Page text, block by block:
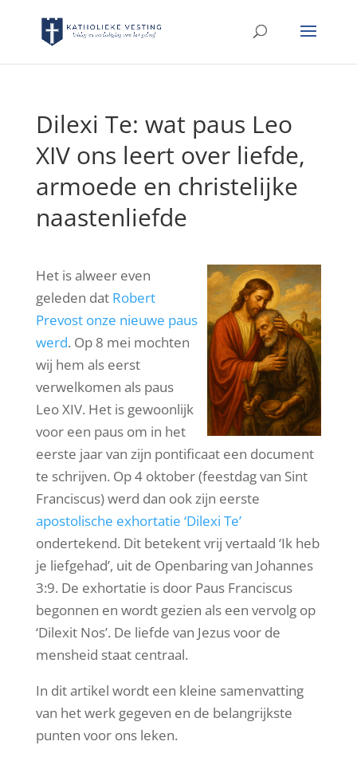
Dilexi Te: wat paus Leo
XIV ons leert over liefde,
armoede en christelijke
naastenliefde
Het is alweer even
geleden dat Robert
Prevost onze nieuwe paus
werd. Op 8 mei mochten
wij hem als eerst
verwelkomen als paus
Leo XIV. Het is gewoonlijk
voor een paus om in het
eerste jaar van zijn pontificaat een document
te schrijven. Op 4 oktober (feestdag van Sint
Franciscus) werd dan ook zijn eerste
apostolische exhortatie ‘Dilexi Te’
ondertekend. Dit betekent vrij vertaald ‘Ik heb
je liefgehad’, uit de Openbaring van Johannes
3:9. De exhortatie is door Paus Franciscus
begonnen en wordt gezien als een vervolg op
‘Dilexit Nos’. De liefde van Jezus voor de
mensheid staat centraal.
In dit artikel wordt een kleine samenvatting
van het werk gegeven en de belangrijkste
punten voor ons leken.